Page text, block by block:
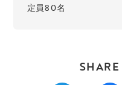
定員80名